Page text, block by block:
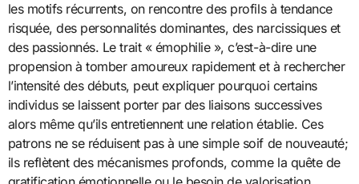
les motifs récurrents, on rencontre des profils à tendance
risquée, des personnalités dominantes, des narcissiques et
des passionnés. Le trait « émophilie », c’est-à-dire une
propension à tomber amoureux rapidement et à rechercher
l’intensité des débuts, peut expliquer pourquoi certains
individus se laissent porter par des liaisons successives
alors même qu’ils entretiennent une relation établie. Ces
patrons ne se réduisent pas à une simple soif de nouveauté;
ils reflètent des mécanismes profonds, comme la quête de